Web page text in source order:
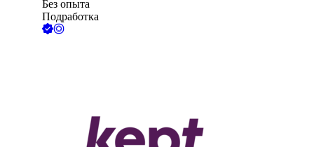
Без опыта
Подработка